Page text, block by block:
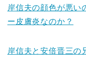
岸信夫の顔色が悪い
ー皮膚炎なのか？
岸信夫と安倍晋三の